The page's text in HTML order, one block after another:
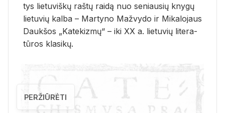
tys lie­tu­viš­kų raš­tų rai­dą nuo se­niau­sių kny­gų
lie­tu­vių kal­ba – Mar­ty­no Ma­žvy­do ir Mi­ka­lo­jaus
Dauk­šos „Ka­te­kiz­mų“ – iki XX a. lie­tu­vių li­te­ra­
tū­ros kla­si­kų.
PERŽIŪRĖTI